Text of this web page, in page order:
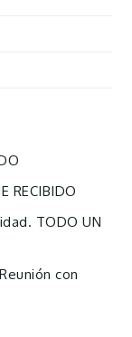
RECIBIDO
TODO UN
Reunión con